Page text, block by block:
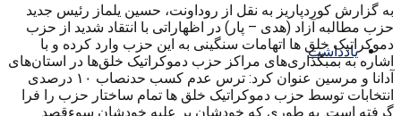
یادداشت
به گزارش کوردپاریز به نقل از روداونت، حسین یلماز رئیس جدید
حزب مطالبه آزاد (هدی – پار) در اظهاراتی با انتقاد شدید از حزب
دموکراتیک خلق ها اتهامات سنگینی به این حزب وارد کرده و با
اشاره به بمبگذاری‌های مراکز حزب دموکراتیک خلق‌ها در استان‌های
آدانا و مرسین عنوان کرد: ترس عدم کسب حدنصاب ۱۰ درصدی
انتخابات توسط حزب دموکراتیک خلق ها تمام ساختار حزب را فرا
گرفته است. به طوری که خودشان بر علیه خودشان سوءقصد